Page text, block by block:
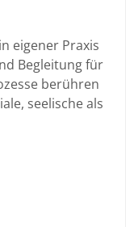
eigener Praxis
Begleitung für
berühren
seelische als